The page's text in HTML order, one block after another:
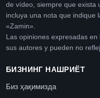
de vídeo, siempre que exista
incluya una nota que indique
«Zamin».
Las opiniones expresadas
sus autores y pueden no
БИЗНИНГ НАШРИЁТ
Биз ҳақимизда